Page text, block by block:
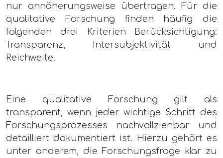
nur annäherungsweise übertragen. Für die
qualitative Forschung finden häufig die
folgenden drei Kriterien Berücksichtigung:
Transparenz, Intersubjektivität und
Reichweite.
Eine qualitative Forschung gilt als
transparent, wenn jeder wichtige Schritt des
Forschungsprozesses nachvollziehbar und
detailliert dokumentiert ist. Hierzu gehört es
unter anderem, die Forschungsfrage klar zu